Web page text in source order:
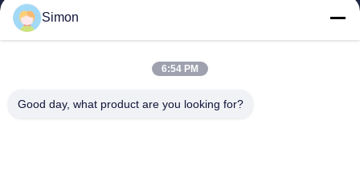
Về Chúng Tôi
Kiểm Soát Chất Lượng
Simon
6:54 PM
Good day, what product are you looking for?